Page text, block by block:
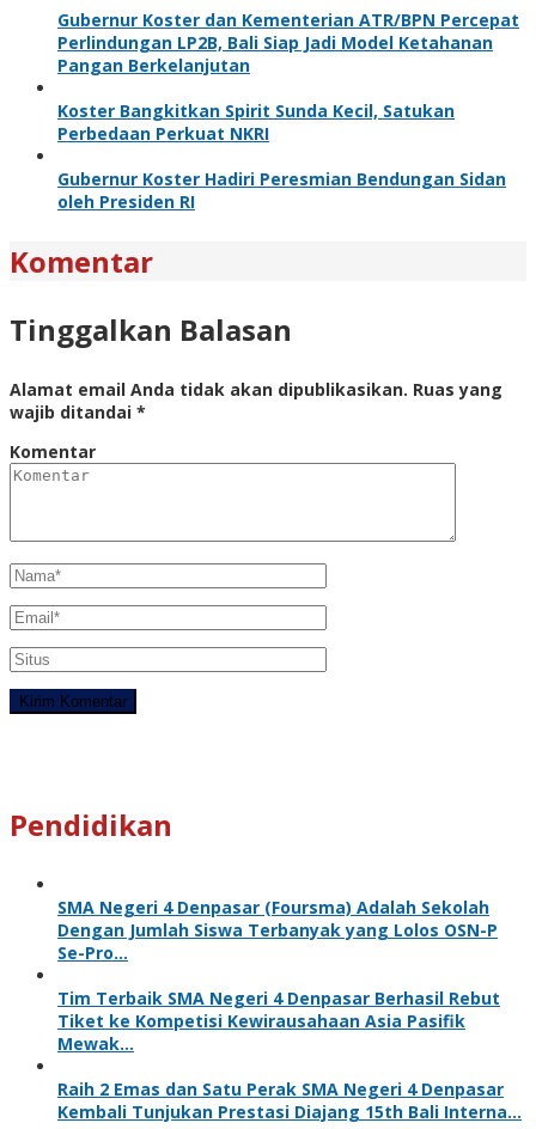
Gubernur Koster dan Kementerian ATR/BPN Percepat
Perlindungan LP2B, Bali Siap Jadi Model Ketahanan
Pangan Berkelanjutan
Koster Bangkitkan Spirit Sunda Kecil, Satukan
Perbedaan Perkuat NKRI
Gubernur Koster Hadiri Peresmian Bendungan Sidan
oleh Presiden RI
Komentar
Tinggalkan Balasan
Alamat email Anda tidak akan dipublikasikan. Ruas yang
wajib ditandai *
Komentar
Pendidikan
SMA Negeri 4 Denpasar (Foursma) Adalah Sekolah
Dengan Jumlah Siswa Terbanyak yang Lolos OSN-P
Se-Pro…
Tim Terbaik SMA Negeri 4 Denpasar Berhasil Rebut
Tiket ke Kompetisi Kewirausahaan Asia Pasifik
Mewak…
Raih 2 Emas dan Satu Perak SMA Negeri 4 Denpasar
Kembali Tunjukan Prestasi Diajang 15th Bali Interna…